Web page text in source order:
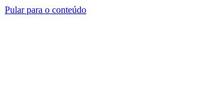
Pular para o conteúdo